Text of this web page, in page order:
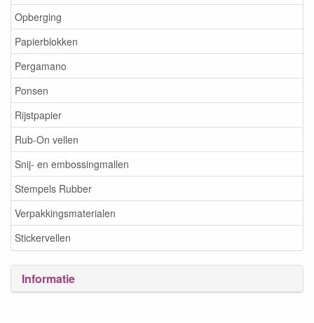
Opberging
Papierblokken
Pergamano
Ponsen
Rijstpapier
Rub-On vellen
Snij- en embossingmallen
Stempels Rubber
Verpakkingsmaterialen
Stickervellen
Informatie